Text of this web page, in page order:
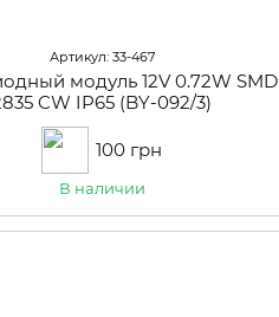
Артикул: 33-467
модуль 12V 0.72W SMD
CW IP65 (BY-092/3)
100 грн
В наличии